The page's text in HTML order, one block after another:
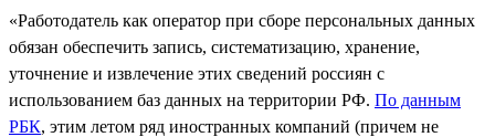
«Работодатель как оператор при сборе персональных данных
обязан обеспечить запись, систематизацию, хранение,
уточнение и извлечение этих сведений россиян с
использованием баз данных на территории РФ. По данным
РБК, этим летом ряд иностранных компаний (причем не